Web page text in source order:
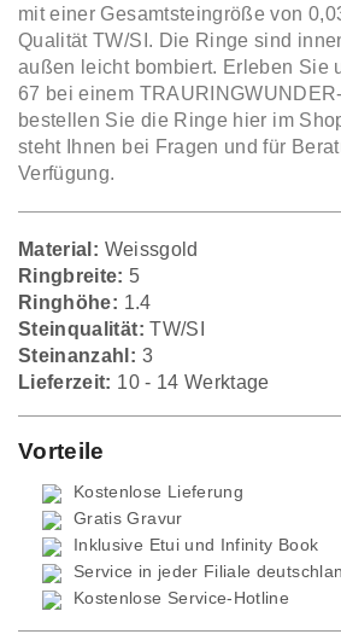
mit einer Gesamtsteingröße von
Qualität TW/SI. Die Ringe sind
außen leicht bombiert. Erleben Sie
67 bei einem
bestellen Sie die Ringe hier im
steht Ihnen bei Fragen und für
Verfügung.
Material: Weissgold
Ringbreite: 5
Ringhöhe: 1.4
Steinqualität: TW/SI
Steinanzahl: 3
Lieferzeit: 10 - 14 Werktage
Vorteile
Kostenlose Lieferung
Gratis Gravur
Inklusive Etui und Infinity Book
Service in jeder Filiale
Kostenlose Service-Hotline